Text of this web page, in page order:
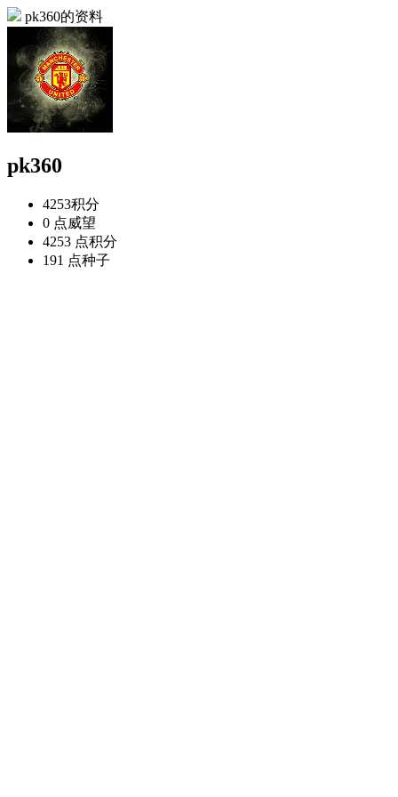
pk360的资料
pk360
4253积分
0 点威望
4253 点积分
191 点种子